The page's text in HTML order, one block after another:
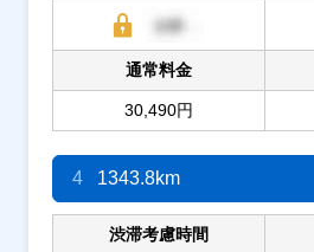
通常料金
30,490円
4 1343.8km
渋滞考慮時間